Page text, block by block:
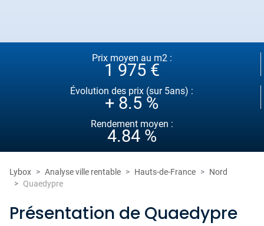
Prix moyen au m2 :
1 975 €
Évolution des prix (sur 5ans) :
+ 8.5 %
Rendement moyen :
4.84 %
Lybox Analyse ville rentable Hauts-de-France
Nord
Quaedypre
Présentation de Quaedypre